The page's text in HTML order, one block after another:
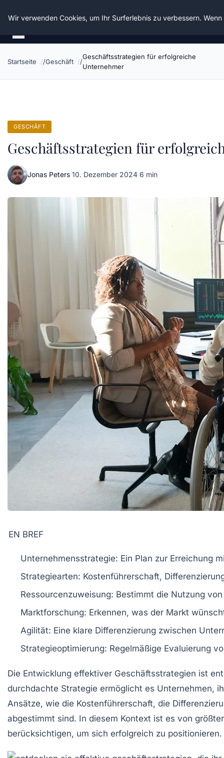
Die Schnitter
Startseite Geschäft
Geschäftsstrategien für erfolgreiche
Unternehmer
GESCHÄFT
Geschäftsstrategien für
Jonas Peters·10. Dezember 2024·6 min
EN BREF
Unternehmensstrategie: Ein Plan zur Erreichung
Strategiearten: Kostenführerschaft,
Ressourcenzuweisung: Bestimmt die Nutzung
Marktforschung: Erkennen, was der Markt
Agilität: Eine klare Differenzierung zwischen
Strategieoptimierung: Regelmäßige Evaluierung
Die Entwicklung effektiver Geschäftsstrategien ist
durchdachte Strategie ermöglicht es Unternehmen,
Ansätze, wie die Kostenführerschaft, die
abgestimmt sind. In diesem Kontext ist es von
berücksichtigen, um sich erfolgreich zu positionieren.
Wir verwenden Cookies, um Ihr Surferlebnis zu verbessern.